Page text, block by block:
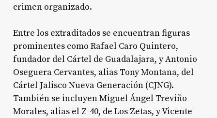
crimen organizado.
Entre los extraditados se encuentran figuras
prominentes como Rafael Caro Quintero,
fundador del Cártel de Guadalajara, y Antonio
Oseguera Cervantes, alias Tony Montana, del
Cártel Jalisco Nueva Generación (CJNG).
También se incluyen Miguel Ángel Treviño
Morales, alias el Z-40, de Los Zetas, y Vicente